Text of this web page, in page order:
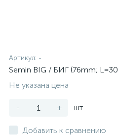
Артикул: -
Semin BIG / БИГ (76mm;
Не указана цена
- + шт
Добавить к сравнению